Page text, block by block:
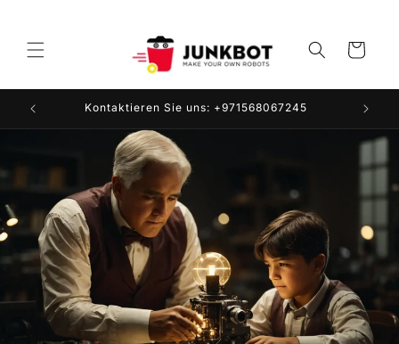
Warenkorb
Kontaktieren Sie uns: +971568067245